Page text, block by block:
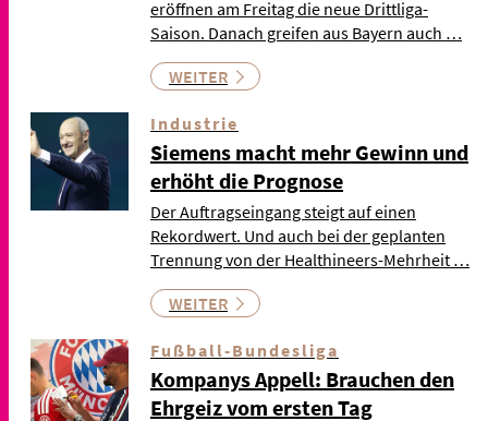
eröffnen am Freitag die neue Drittliga-
Saison. Danach greifen aus Bayern auch …
WEITER
Industrie
Siemens macht mehr Gewinn und
erhöht die Prognose
Der Auftragseingang steigt auf einen
Rekordwert. Und auch bei der geplanten
Trennung von der Healthineers-Mehrheit …
WEITER
Fußball-Bundesliga
Kompanys Appell: Brauchen den
Ehrgeiz vom ersten Tag